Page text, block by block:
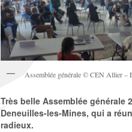
Assemblée générale © CEN Allier
Très belle Assemblée générale
Deneuilles-les-Mines, qui a
radieux.